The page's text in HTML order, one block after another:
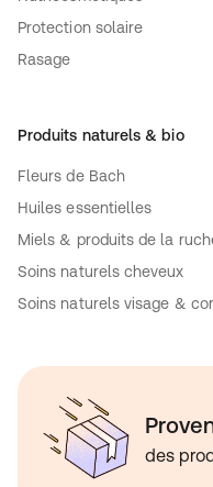
Protection solaire
Rasage
Produits naturels & bio
Fleurs de Bach
Huiles essentielles
Miels & produits de la
Soins naturels cheveux
Soins naturels visage &
des